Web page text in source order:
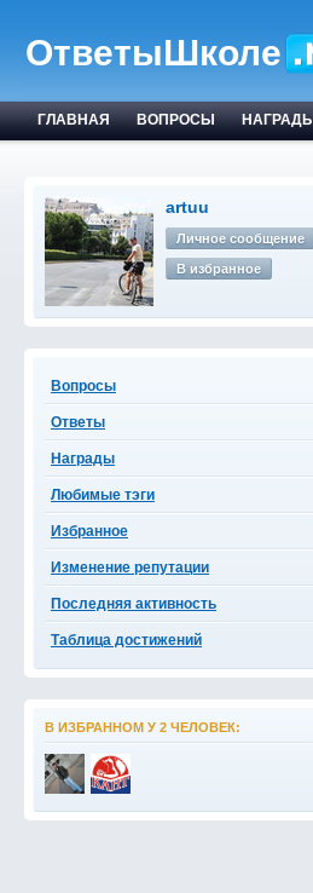
ОтветыШколе
ГЛАВНАЯ ВОПРОСЫ НАГРАДЫ
artuu
Личное сообщение
В избранное
Вопросы
Ответы
Награды
Любимые тэги
Избранное
Изменение репутации
Последняя активность
Таблица достижений
В ИЗБРАННОМ У 2 ЧЕЛОВЕК: